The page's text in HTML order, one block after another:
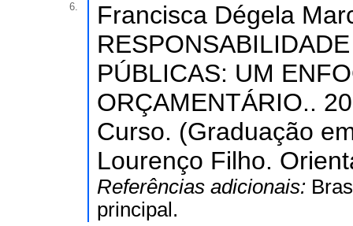
6.
Francisca Dégela
PÚBLICAS: UM
ORÇAMENTÁRIO..
Curso. (Graduação
Lourenço Filho.
Referências adicionais:
principal.